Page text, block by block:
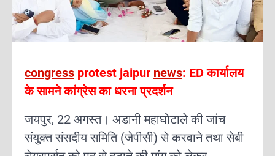
congress protest jaipur news: ED कार्यालय
के सामने कांग्रेस का धरना प्रदर्शन
जयपुर, 22 अगस्त। अडानी महाघोटाले की जांच
संयुक्त संसदीय समिति (जेपीसी) से करवाने तथा सेबी